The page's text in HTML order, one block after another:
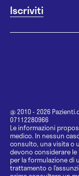
@ 2010 - 2026
07112280966
Le informazioni
medico. In nessun
consulto, una visita o
devono considerare
per la formulazione di
trattamento o